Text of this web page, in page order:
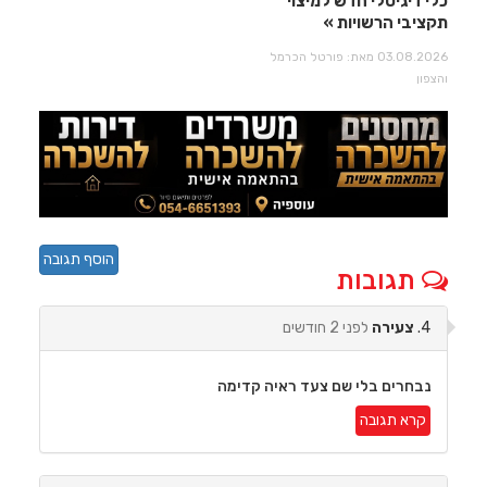
תקציבי הרשויות
03.08.2026 מאת: פורטל הכרמל
והצפון
תגובות
הוסף תגובה
צעירה לפני 2 חודשים
נבחרים בלי שם צעד ראיה קדימה
קרא תגובה